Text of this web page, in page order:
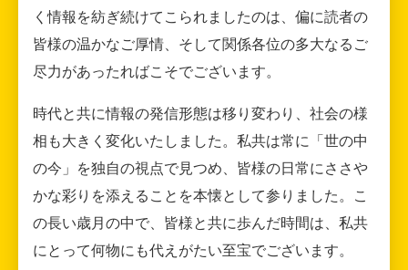
く情報を紡ぎ続けてこられましたのは、偏に読者の
皆様の温かなご厚情、そして関係各位の多大なるご
尽力があったればこそでございます。
時代と共に情報の発信形態は移り変わり、社会の様
相も大きく変化いたしました。私共は常に「世の中
の今」を独自の視点で見つめ、皆様の日常にささや
かな彩りを添えることを本懐として参りました。こ
の長い歳月の中で、皆様と共に歩んだ時間は、私共
にとって何物にも代えがたい至宝でございます。